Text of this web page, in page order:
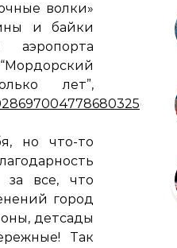
волки»
и байки
лет”,
но что-то
за все, что
город
детсады
Так